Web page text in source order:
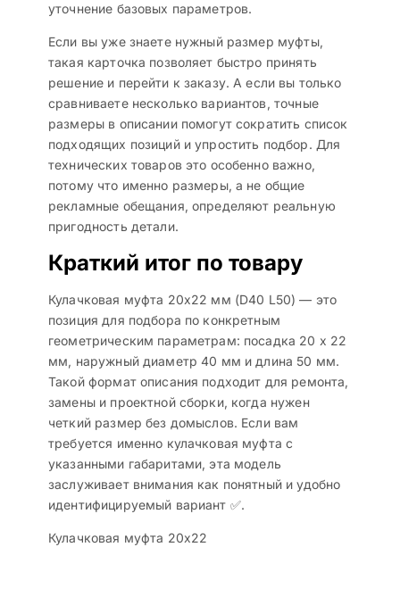
уточнение базовых параметров.
Если вы уже знаете нужный размер муфты,
такая карточка позволяет быстро принять
решение и перейти к заказу. А если вы только
сравниваете несколько вариантов, точные
размеры в описании помогут сократить список
подходящих позиций и упростить подбор. Для
технических товаров это особенно важно,
потому что именно размеры, а не общие
рекламные обещания, определяют реальную
пригодность детали.
Краткий итог по товару
Кулачковая муфта 20х22 мм (D40 L50) — это
позиция для подбора по конкретным
геометрическим параметрам: посадка 20 х 22
мм, наружный диаметр 40 мм и длина 50 мм.
Такой формат описания подходит для ремонта,
замены и проектной сборки, когда нужен
четкий размер без домыслов. Если вам
требуется именно кулачковая муфта с
указанными габаритами, эта модель
заслуживает внимания как понятный и удобно
идентифицируемый вариант ✅.
Кулачковая муфта 20х22